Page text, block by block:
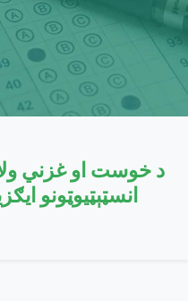
د خوست او غزني
انسټېټيوټونو